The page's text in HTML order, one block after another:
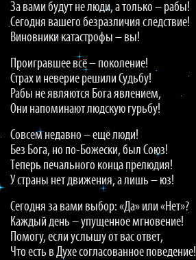
За вами будут не люди, а только – рабы!
Сегодня вашего безразличия следствие!
Виновники катастрофы – вы!
Проигравшее всё – поколение!
Страх и неверие решили Судьбу!
Рабы не являются Бога явлением,
Они напоминают людскую гурьбу!
Совсем недавно – ещё люди!
Без Бога, но по-Божески, был Союз!
Теперь печального конца прелюдия!
У страны нет движения, а лишь – юз!
Сегодня за вами выбор: «Да» или «Нет»?
Каждый день – упущенное мгновение!
Помогу, если услышу от вас ответ,
Что есть в Духе согласованное поведение!